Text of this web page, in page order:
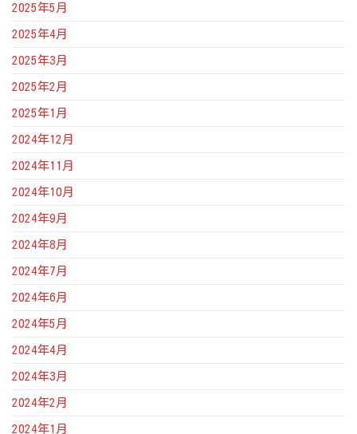
2025年5月
2025年4月
2025年3月
2025年2月
2025年1月
2024年12月
2024年11月
2024年10月
2024年9月
2024年8月
2024年7月
2024年6月
2024年5月
2024年4月
2024年3月
2024年2月
2024年1月